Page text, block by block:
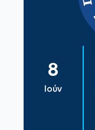
8
Ιούν